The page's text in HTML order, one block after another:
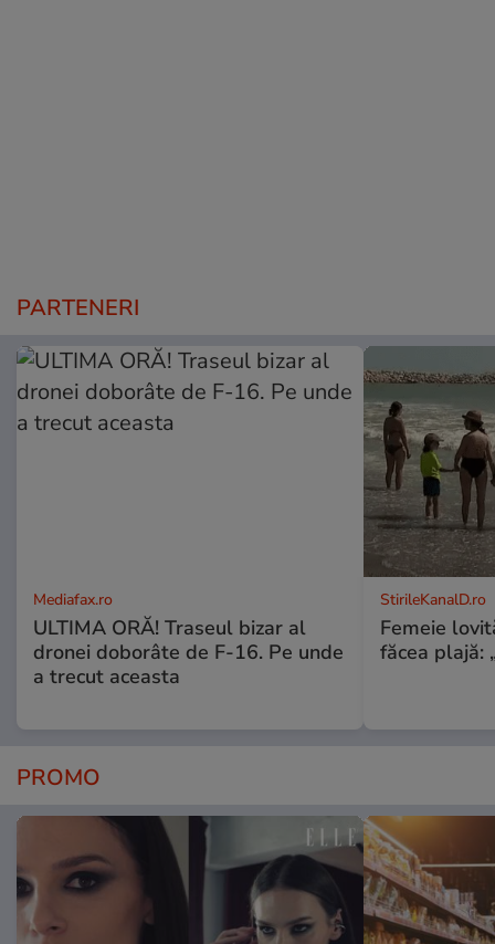
PARTENERI
Mediafax.ro
ULTIMA ORĂ! Traseul bizar al
dronei doborâte de F-16. Pe unde
a trecut aceasta
StirileKanalD.ro
Femeie
făcea plajă:
PROMO